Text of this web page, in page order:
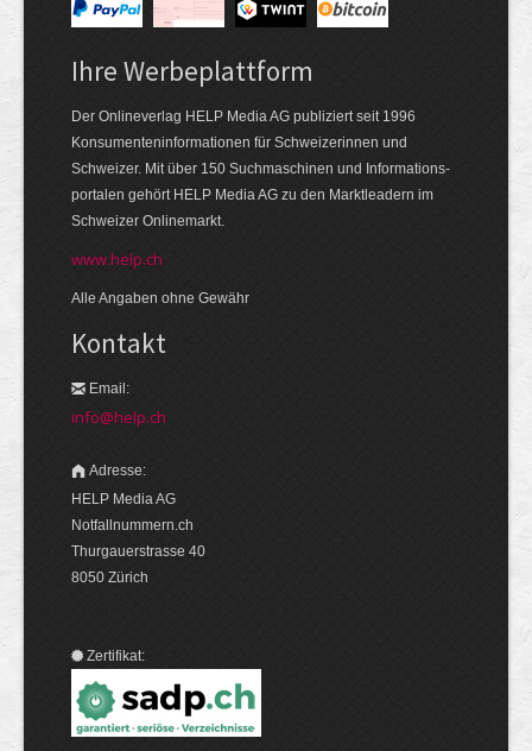
Ihre Werbeplattform
Der Onlineverlag HELP Media AG publiziert seit 1996
Konsumenten­informationen für Schweizerinnen und
Schweizer. Mit über 150 Suchmaschinen und Informations­
portalen gehört HELP Media AG zu den Markt­leadern im
Schweizer Onlinemarkt.
www.help.ch
Alle Angaben ohne Gewähr
Kontakt
Email:
info@help.ch
Adresse:
HELP Media AG
Notfallnummern.ch
Thurgauerstrasse 40
8050 Zürich
Zertifikat: